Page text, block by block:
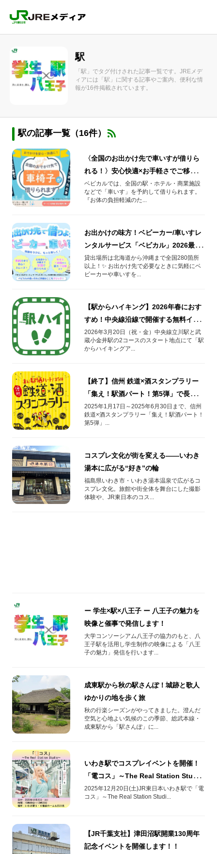
駅
「駅」でタグ付けされた記事一覧です。JREメデ
ィアには「駅」に関する記事やご案内、便利な情
報が16件掲載されています。
駅の記事一覧（16件）
〈全国のお出かけ先で車いすが借りら
れる！〉安心快適×お手軽さでご移動を
サポートします。
ベビカルでは、全国の駅・ホテル・商業施設
などで「車いす」を予約して借りられます。
『お体の負担軽減のた...
お出かけの味方！ベビーカー/車いすレ
ンタルサービス「ベビカル」2026最新
情報
貸出場所は北海道から沖縄まで全国280箇所
以上！✨ お出かけ先で必要なときに気軽にベ
ビーカーや車いすを...
【駅からハイキング】2026年春におす
すめ！中央線沿線で開催する無料イベ
ントのご紹介
2026年3月20日（祝・金）中央線立川駅と武
蔵小金井駅の2コースのスタート地点にて「駅
からハイキングア...
【終了】信州 鉄道×酒スタンプラリー
「集え！駅酒パート！第5弾」で長野県
のお酒を堪能！
2025年1月17日～2025年6月30日まで、信州
鉄道×酒スタンプラリー「集え！駅酒パート！
第5弾」...
コスプレ文化が街を変える――いわき
湯本に広がる“好き”の輪
福島県いわき市・いわき湯本温泉で広がるコ
スプレ文化。旅館や街全体を舞台にした撮影
体験や、JR東日本のコス...
ー 学生×駅×八王子 ー 八王子の魅力を
映像と催事で発信します！
大学コンソーシアム八王子の協力のもと、八
王子駅を活用し学生制作の映像による「八王
子の魅力」発信を行います...
成東駅から秋の駅さんぽ！城跡と歌人
ゆかりの地を歩く旅
秋の行楽シーズンがやってきました。澄んだ
空気と心地よい気候のこの季節、総武本線・
成東駅から「駅さんぽ」に...
いわき駅でコスプレイベントを開催！
「電コス」～The Real Station Studio
～
2025年12月20日(土)JR東日本いわき駅で「電
コス」～The Real Station Studi...
【JR千葉支社】津田沼駅開業130周年
記念イベントを開催します！！